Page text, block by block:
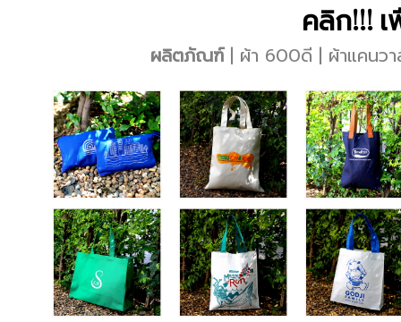
คลิก!!!
ผลิตภัณฑ์ | ผ้า 600ดี | ผ้าแคนว